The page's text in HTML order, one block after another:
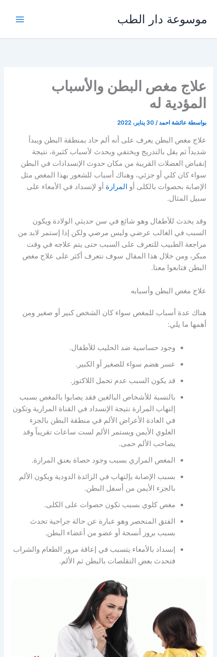
المحتوى
موسوعة دار الطب
علاج مغص البطن والأسباب
المؤدية له
بواسطة عائشة احمد/30 يناير، 2022
علاج مغص البطن يعرف على أنه ألم حاد بمنطقة البطن ويبدأ
شديداً ثم يقل بالتدريج ويختفي ويحدث لأسباب كثيرة، نتيجة
إنقباض العضلات القريبة من مكان حدوث الإنسدادات في البطن
سواء كان كلي أو جزئي، وهناك أسباب للشعور بهذا المغص مثل
الإصابة بحصوات بالكلى أو المرارة أو لإنسداد في الأمعاء على
سبيل المثال.
وقد يحدث للأطفال وهو شائع في سن حديثي الولادة ويكون
السبب في الغالب عرضي وليس مرضي ولكن إذا إستمر لابد من
مراجعة الطبيب للتعرف على السبب حتى يتم علاجه في وقت
مبكر، ومن خلال هذا المقال سوف نتعرف أكثر على علاج مغص
البطن فتابعوا معنا.
علاج مغص البطن وأسبابه
هناك عدة أسباب للمغص سواء كان الشخص كبير أو صغير ومن
أهمها ما يلي:
وجود حساسية ضد الحليب للأطفال.
عسر هضم سواء للصغير أو الكبير.
قد يكون السبب عدم تحمل اللاكتوز.
بالنسبة للأشخاص البالغين فقد يصابوا بالمغص بسبب
إلتهاب المرارة نتيجة الإنسداد في القناة المرارية وتكون
في العادة الأعراض الألم في منطقة البطن بالجزء
العلوي الأيمن ويستمر الألم لست ساعات تقريباً وقد
يصاحب الألم حمى.
المغص المراري بسبب وجود حصاة بعنق المرارة.
بسبب الإصابة بإلتهاب في الزائدة الدودية ويكون الألم
بالجزء الأيمن من أسفل البطن.
مغص كلوي بسبب تكون حصوات على الكلى.
الفتق المنحصر وهو عبارة عن حالة جراحية تحدث
بسبب بروز أنسجة أو عضو من أعضاء البطن.
إنسداد بالأمعاء يتسبب في إعاقة مرور الطعام والشراب
فتحدث بعض التقلصات بالبطن ثم الألم.